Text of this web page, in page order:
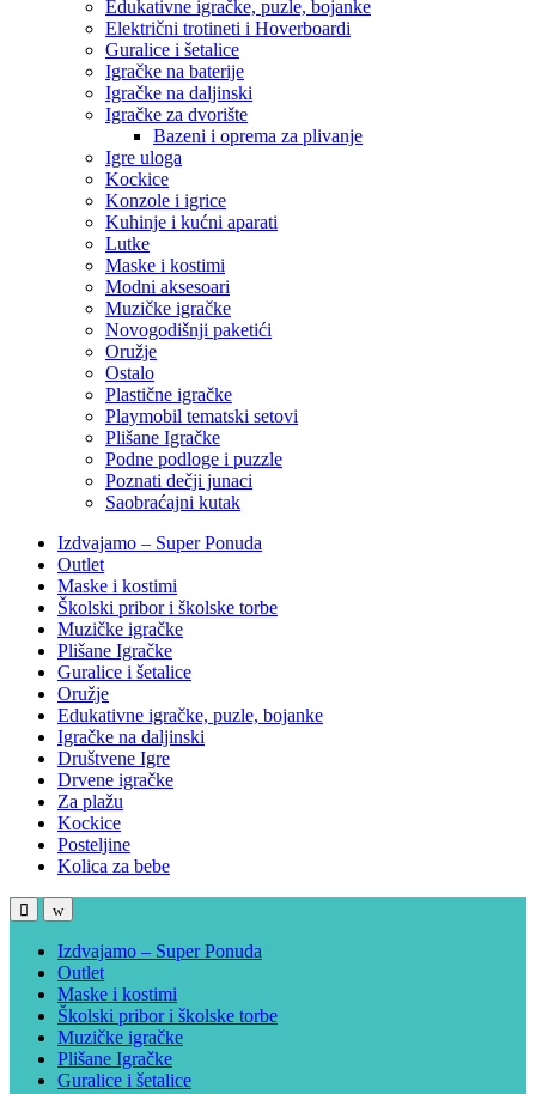
Edukativne igračke, puzle, bojanke
Električni trotineti i Hoverboardi
Guralice i šetalice
Igračke na baterije
Igračke na daljinski
‎Igračke za dvorište
Bazeni i oprema za plivanje
Igre uloga
Kockice
Konzole i igrice
Kuhinje i kućni aparati
Lutke
Maske i kostimi
Modni aksesoari
Muzičke igračke
Novogodišnji paketići
Oružje
Ostalo
Plastične igračke
Playmobil tematski setovi
Plišane Igračke
Podne podloge i puzzle
Poznati dečji junaci
Saobraćajni kutak
Izdvajamo – Super Ponuda
Outlet
Maske i kostimi
Školski pribor i školske torbe
Muzičke igračke
Plišane Igračke
Guralice i šetalice
Oružje
Edukativne igračke, puzle, bojanke
Igračke na daljinski
Društvene Igre
Drvene igračke
Za plažu
Kockice
Posteljine
Kolica za bebe
Izdvajamo – Super Ponuda
Outlet
Maske i kostimi
Školski pribor i školske torbe
Muzičke igračke
Plišane Igračke
Guralice i šetalice